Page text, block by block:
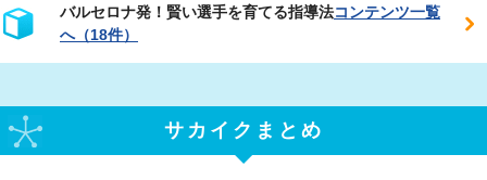
バルセロナ発！賢い選手を育てる指導法コンテンツ一覧
へ（18件）
サカイクまとめ